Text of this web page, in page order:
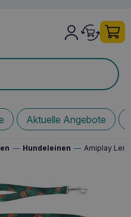
Aktuelle Angebote
— Hundeleinen — Amiplay